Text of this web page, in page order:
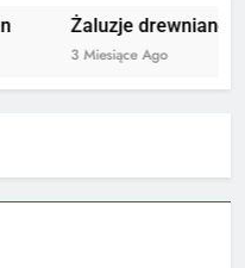
Żaluzje drewniane
3 Miesiące Ago